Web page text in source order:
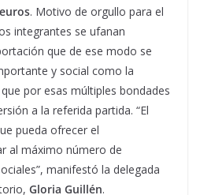
. Motivo de orgullo para el
integrantes se ufanan
que de ese modo se
y social como la
por esas múltiples bondades
a la referida partida. “El
pueda ofrecer el
al máximo número de
manifestó la delegada
Gloria Guillén.